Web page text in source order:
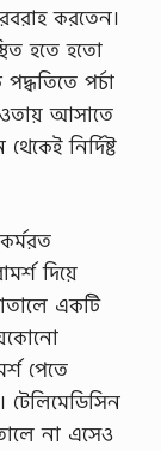
মে
ক্র
ক
…
করতেন।
হতে হতাে
পর্চা
আসাতে
নির্দিষ্ট
কর্মরত
দিয়ে
একটি
পেতে
টেলিমেডিসিন
না এসেও